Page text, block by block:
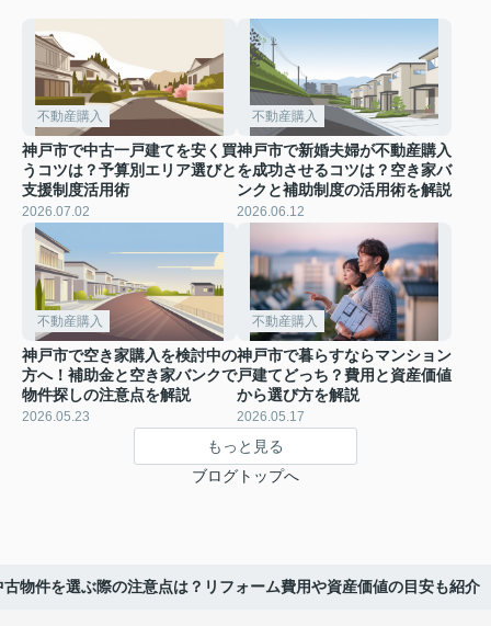
不動産購入
神戸市で中古一戸建てを安く買
うコツは？予算別エリア選びと
支援制度活用術
2026.07.02
不動産購入
神戸市で新婚夫婦が不動産購入
を成功させるコツは？空き家バ
ンクと補助制度の活用術を解説
2026.06.12
不動産購入
神戸市で空き家購入を検討中の
方へ！補助金と空き家バンクで
物件探しの注意点を解説
2026.05.23
不動産購入
神戸市で暮らすならマンション
戸建てどっち？費用と資産価値
から選び方を解説
2026.05.17
もっと見る
ブログトップへ
古物件を選ぶ際の注意点は？リフォーム費用や資産価値の目安も紹介